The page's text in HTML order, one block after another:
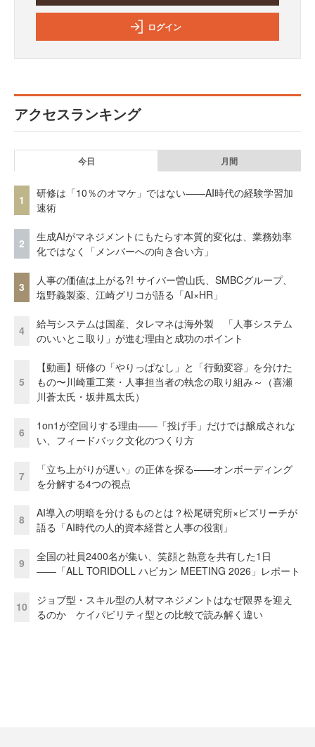
ログイン
アクセスランキング
今日 月間
1
研修は「10％のオマケ」ではない——AI時代の経験学習加
速術
2
生成AIがマネジメントにもたらす本質的変化は、業務効率
化ではなく「メンバーへの向き合い方」
3
人事の価値は上がる?! サイバー曽山氏、SMBCグループ、
塩野義製薬、江崎グリコが語る「AI×HR」
4
給与システムは国産、タレマネは海外製 「人事システム
のいいとこ取り」が進む理由と成功のポイント
5
【動画】研修の「やりっぱなし」と「行動変容」を分けた
もの〜川崎重工業・人事担当者の執念の取り組み～（喜瀬
川蒼太氏・坂井風太氏）
6
1on1が空回りする理由——「投げ手」だけでは醸成されな
い、フィードバック文化のつくり方
7
「立ち上がりが遅い」の正体を探る——オンボーディング
を分解する4つの視点
8
AI導入の明暗を分けるものとは？松尾研究所×ビズリーチが
語る「AI時代の人的資本経営と人事の役割」
9
全国の社員2400名が集い、笑顔と熱意を共有した1日
――「ALL TORIDOLL ハピカン MEETING 2026」レポート
10
ジョブ型・スキル型の人材マネジメントはなぜ限界を迎え
るのか ケイパビリティ型との比較で読み解く違い